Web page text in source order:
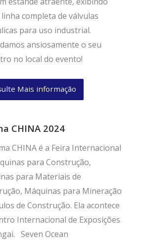
completa de válvulas
para uso industrial.
ansiosamente o seu
no local do evento!
Mais informação
CHINA 2024
CHINA é a Feira Internacional
para Construção,
para Materiais de
Máquinas para Mineração
de Construção. Ela acontece
Internacional de Exposições
Seven Ocean